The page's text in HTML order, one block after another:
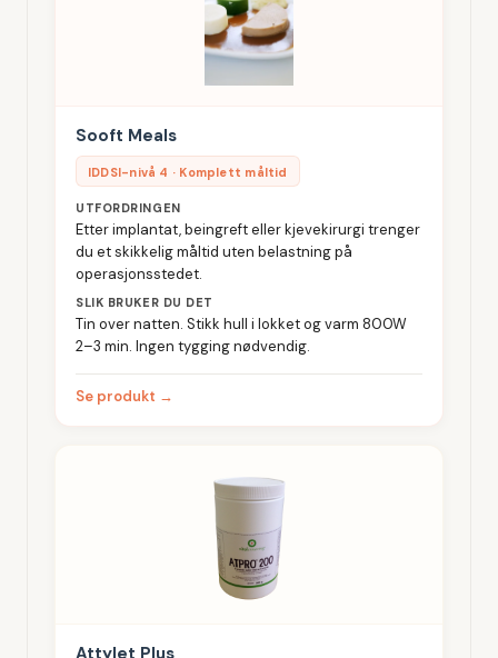
Sooft Meals
IDDSI-nivå 4 · Komplett måltid
UTFORDRINGEN
Etter implantat, beingreft eller kjevekirurgi trenger
du et skikkelig måltid uten belastning på
operasjonsstedet.
SLIK BRUKER DU DET
Tin over natten. Stikk hull i lokket og varm 800W
2–3 min. Ingen tygging nødvendig.
Se produkt →
Attylet Plus